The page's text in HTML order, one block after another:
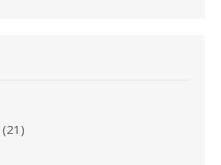
(21)